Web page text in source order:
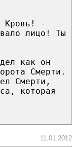
Кровь! -
лицо! Ты
как он
Смерти.
Смерти,
которая
11.01.2012